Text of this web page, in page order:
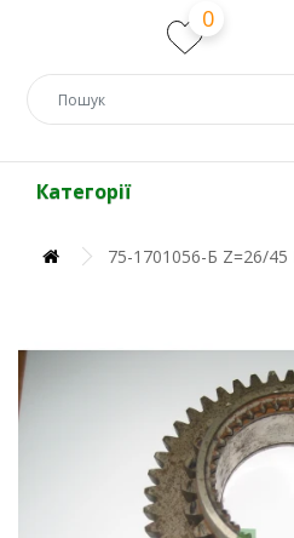
0
Категорії
75-1701056-Б Z=26/